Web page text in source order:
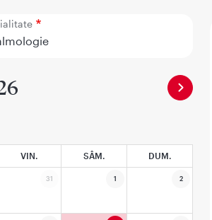
VIN. SÂM. DUM.
31 1 2